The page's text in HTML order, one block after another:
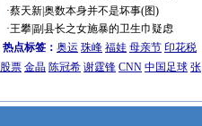
·蔡天新|奥数本身并不是坏事(图)
·王攀|副县长之女施暴的卫生巾疑虑
热点标签： 奥运 珠峰 福娃 母亲节 印花税
股票 金晶 陈冠希 谢霆锋 CNN 中国足球 张